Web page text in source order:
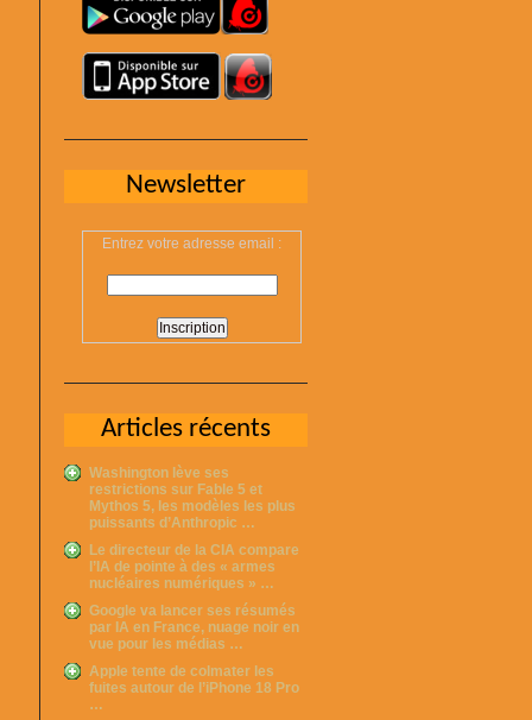
Newsletter
Entrez votre adresse email :
Articles récents
Washington lève ses
restrictions sur Fable 5 et
Mythos 5, les modèles les plus
puissants d’Anthropic …
Le directeur de la CIA compare
l’IA de pointe à des « armes
nucléaires numériques » …
Google va lancer ses résumés
par IA en France, nuage noir en
vue pour les médias …
Apple tente de colmater les
fuites autour de l’iPhone 18 Pro
…